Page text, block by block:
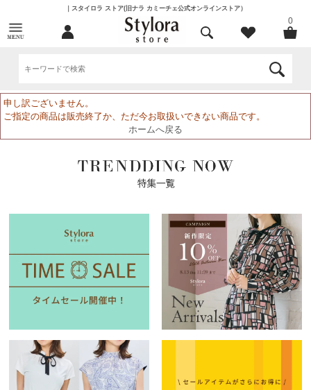
｜スタイロラ ストア(旧ナラ カミーチェ公式オンラインストア）
0
申し訳ございません。
ご指定の商品は販売終了か、ただ今お取扱いできない商品です。
ホームへ戻る